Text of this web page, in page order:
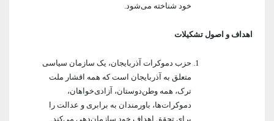
آختار
خود شناخته می‌شود.
اهداف و اصول تشکیلات
حزب دموکرات آذربایجان، یک سازمان سیاسی
متعلق به آذربایجان است که همه اقشار ملت
ترک، همه وطن‌دوستان، آزادی‌خواهان،
دموکرات‌ها، باورمندان به برابری و عدالت را
برای تحقق اهداف خود سازمان‌دهی می‌کند.